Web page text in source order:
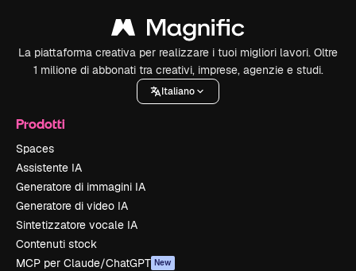
La piattaforma creativa per realizzare i tuoi migliori lavori. Oltre
1 milione di abbonati tra creativi, imprese, agenzie e studi.
Italiano
Prodotti
Spaces
Assistente IA
Generatore di immagini IA
Generatore di video IA
Sintetizzatore vocale IA
Contenuti stock
MCP per Claude/ChatGPT New